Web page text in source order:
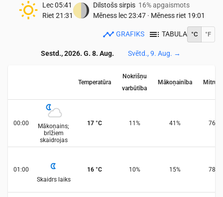
Lec 05:41
Riet 21:31
Dilstošs sirpis 16% apgaismots
Mēness lec 23:47· Mēness riet 19:01
GRAFIKS TABULA °C °F
Sestd., 2026. G. 8. Aug. Svētd., 9. Aug. →
Temperatūra
Nokrišņu
varbūtība
Mākoņainība
00:00
Mākoņains;
brīžiem
skaidrojas
17 °C 11 % 41 % 76
01:00
Skaidrs laiks
16 °C 10% 15% 78